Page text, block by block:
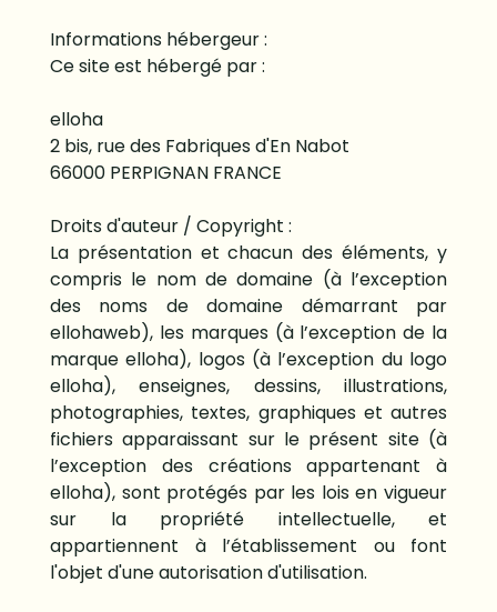
Informations hébergeur :
Ce site est hébergé par :
elloha
2 bis, rue des Fabriques d'En Nabot
66000 PERPIGNAN FRANCE
Droits d'auteur / Copyright :
La présentation et chacun des éléments, y
compris le nom de domaine (à l’exception
des noms de domaine démarrant par
ellohaweb), les marques (à l’exception de la
marque elloha), logos (à l’exception du logo
elloha), enseignes, dessins, illustrations,
photographies, textes, graphiques et autres
fichiers apparaissant sur le présent site (à
l’exception des créations appartenant à
elloha), sont protégés par les lois en vigueur
sur la propriété intellectuelle, et
appartiennent à l’établissement ou font
l'objet d'une autorisation d'utilisation.